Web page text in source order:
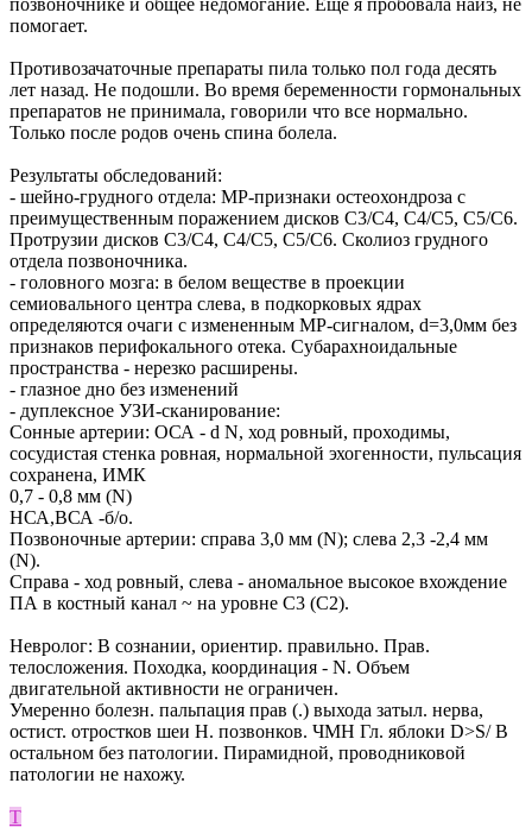
помогает.
Противозачаточные препараты пила только пол года десять
лет назад. Не подошли. Во время беременности гормональных
препаратов не принимала, говорили что все нормально.
Только после родов очень спина болела.
Результаты обследований:
- шейно-грудного отдела: МР-признаки остеохондроза с
преимущественным поражением дисков С3/С4, С4/С5, С5/С6.
Протрузии дисков С3/С4, С4/С5, С5/С6. Сколиоз грудного
отдела позвоночника.
- головного мозга: в белом веществе в проекции
семиовального центра слева, в подкорковых ядрах
определяются очаги с измененным МР-сигналом, d=3,0мм без
признаков перифокального отека. Субарахноидальные
пространства - нерезко расширены.
- глазное дно без изменений
- дуплексное УЗИ-сканирование:
Сонные артерии: ОСА - d N, ход ровный, проходимы,
сосудистая стенка ровная, нормальной эхогенности, пульсация
сохранена, ИМК
0,7 - 0,8 мм (N)
НСА,ВСА -б/о.
Позвоночные артерии: справа 3,0 мм (N); слева 2,3 -2,4 мм
(N).
Справа - ход ровный, слева - аномальное высокое вхождение
ПА в костный канал ~ на уровне С3 (С2).
Невролог: В сознании, ориентир. правильно. Прав.
телосложения. Походка, координация - N. Объем
двигательной активности не ограничен.
Умеренно болезн. пальпация прав (.) выхода затыл. нерва,
остист. отростков шеи Н. позвонков. ЧМН Гл. яблоки D>S/ В
остальном без патологии. Пирамидной, проводниковой
патологии не нахожу.
Т